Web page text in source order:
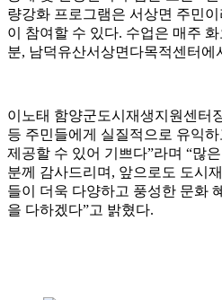
량강화 프로그램은 서상면 주민
이 참여할 수 있다. 수업은 매주
분, 남덕유산서상면다목적센터에
이노태 함양군도시재생지원센터
등 주민들에게 실질적으로 유익
제공할 수 있어 기쁘다”라며 “많
분께 감사드리며, 앞으로도 도시
들이 더욱 다양하고 풍성한 문화
을 다하겠다”고 밝혔다.